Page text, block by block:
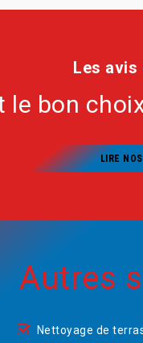
Les avis
le bon
LIRE
Autres
Nettoyage de